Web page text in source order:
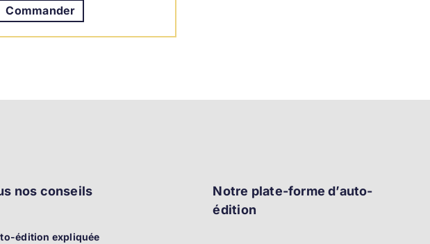
Commander
nos conseils
édition expliquée
Notre plate-forme d’auto-
édition